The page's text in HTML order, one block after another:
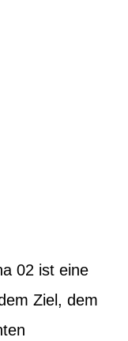
02 ist eine
Ziel, dem